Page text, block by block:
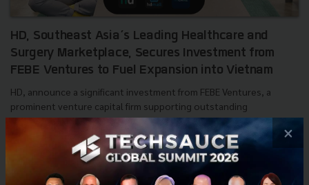
HD, Southeast Asia’s Leading Healthcare and
Surgery Marketplace, Secures Investment from
FEBE Ventures to Fuel Expansion into Vietnam
HD, announce a significant investment from FEBE Ventures, a
prominent venture capital firm supporting outstanding
entrepreneurs in Southeast Asia...
| ByTechsauce Team
Deal Digest medtech deal-digest hd-healthcare febe ventures
×